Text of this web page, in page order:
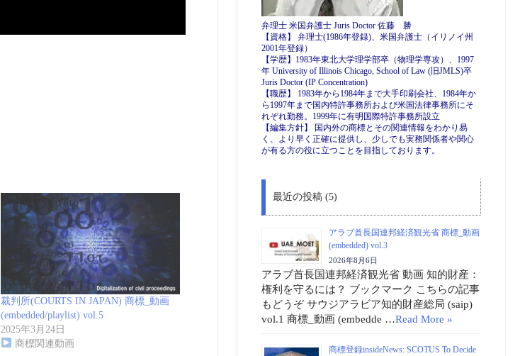
裁判所(COURTS IN JAPAN) 商標_動画
(embedded/playlist) vol.5
2025年3月24日
商標関連動画
弁理士 米国弁護士 Juris Doctor 佐藤 勝
【資格】 弁理士(1986年登録)、米国弁護士（イリノイ州
2001年登録）
【学歴】1983年東北大学理学部卒（物理学専攻）、1997
年 University of Illinois Chicago, School of Law (旧JMLS)卒
Juris Doctor (IP Concentration)
【職歴】 1983年から1984年まで大手印刷会社、1984年か
ら1997年まで国内特許事務所および米国法律事務所にそ
れぞれ勤務。1999年に有明国際特許事務所設立
【編集方針】 国内外の商標とその関連情報をわかり易
く、より早く正確に提供し、少しでも実務関係者や関心
が有る方の役に立つことを目指しております。
最近の投稿 (5)
アラブ首長国連邦経済観光省 商標_動画
(embedded) vol.3
2026年8月6日
アラブ首長国連邦経済観光省 動画 知的財産：
権利を守るには？ ブックマーク こちらの記事
もどうぞ サウジアラビア知的財産総局 (saip)
vol.1 商標_動画 (embedde …Read More »
商標登録insideNews: SCOTUS To Decide